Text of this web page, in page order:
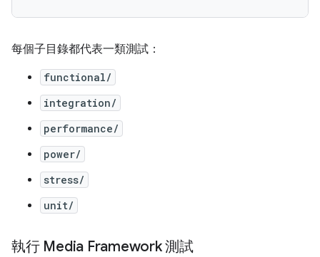
每個子目錄都代表一類測試：
functional/
integration/
performance/
power/
stress/
unit/
執行 Media Framework 測試